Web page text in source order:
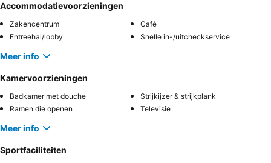
Accommodatievoorzieningen
Zakencentrum
Café
Entreehal/lobby
Snelle in-/uitcheckservice
Meer info
Kamervoorzieningen
Badkamer met douche
Strijkijzer & strijkplank
Ramen die openen
Televisie
Meer info
Sportfaciliteiten